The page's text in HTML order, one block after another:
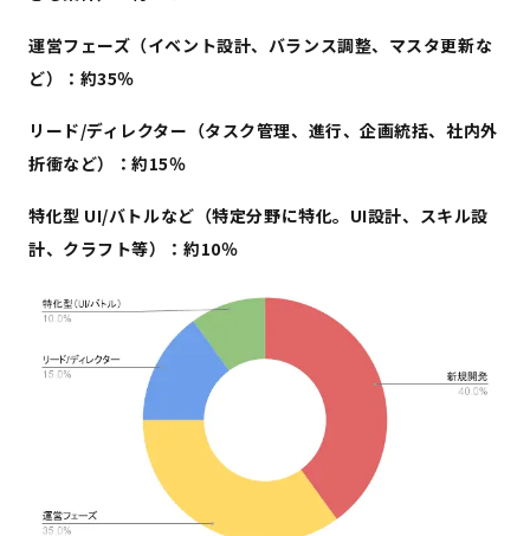
運営フェーズ（イベント設計、バランス調整、マスタ更新な
ど）：約35％
リード/ディレクター （タスク管理、進行、企画統括、社内外
折衝など）：約15％
特化型 UI/バトルなど（特定分野に特化。UI設計、スキル設
計、クラフト等）：約10％